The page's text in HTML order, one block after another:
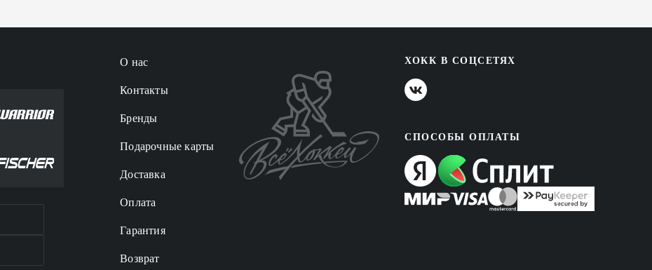
О нас
Контакты
Бренды
Подарочные карты
Доставка
Оплата
Гарантия
Возврат
ХОКК В СОЦСЕТЯХ
СПОСОБЫ ОПЛАТЫ